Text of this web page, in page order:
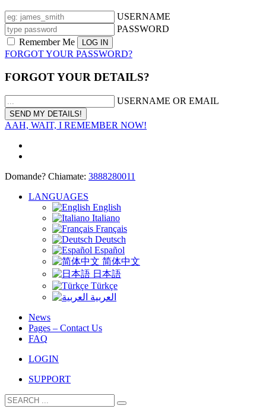
USERNAME
PASSWORD
Remember Me
FORGOT YOUR PASSWORD?
FORGOT YOUR DETAILS?
USERNAME OR EMAIL
AAH, WAIT, I REMEMBER NOW!
Domande? Chiamate: 3888280011
LANGUAGES
English
Italiano
Français
Deutsch
Español
简体中文
日本語
Türkçe
العربية
News
Pages – Contact Us
FAQ
LOGIN
SUPPORT